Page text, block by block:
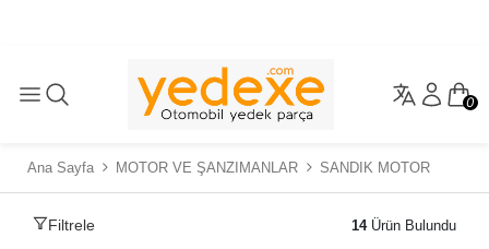
0
Ana Sayfa MOTOR VE ŞANZIMANLAR SANDIK MOTOR
Filtrele 14Ürün Bulundu